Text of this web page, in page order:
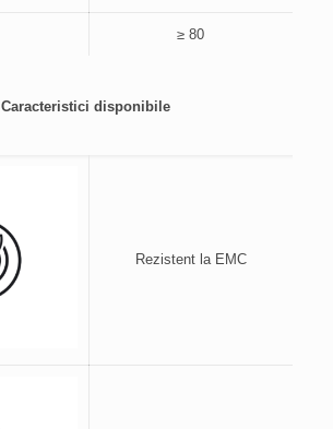
≥ 80
Caracteristici disponibile
Rezistent la EMC